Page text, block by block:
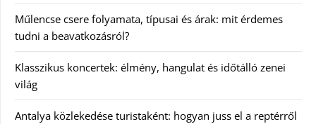
Műlencse csere folyamata, típusai és árak: mit érdemes
tudni a beavatkozásról?
Klasszikus koncertek: élmény, hangulat és időtálló zenei
világ
Antalya közlekedése turistaként: hogyan juss el a reptérről